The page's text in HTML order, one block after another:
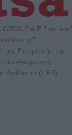
A.E.” και κατ’
Επιτροπής της
διαδίκτυο (L 63).